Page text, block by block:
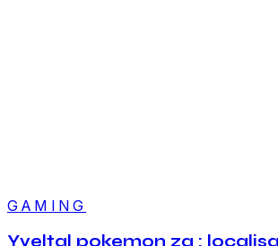
GAMING
Yveltal pokemon za :